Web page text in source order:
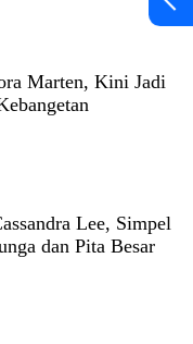
Marten, Kini Jadi
Lee, Simpel
dan Pita Besar